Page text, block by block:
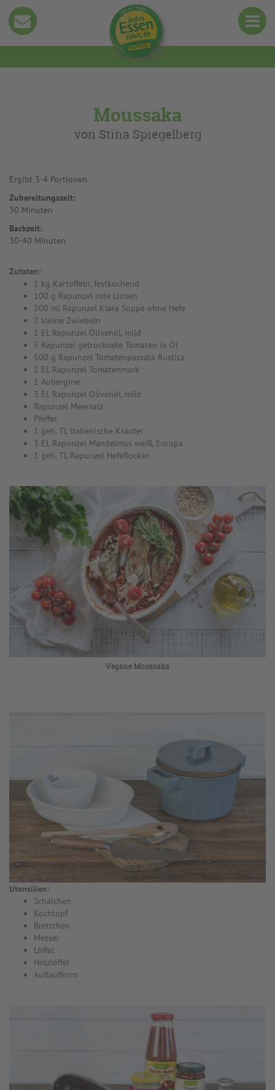
Moussaka
von Stina Spiegelberg
Ergibt 3-4 Portionen.
Zubereitungszeit:
30 Minuten
Backzeit:
30-40 Minuten
Zutaten:
1 kg Kartoffeln, festkochend
100 g Rapunzel rote Linsen
200 ml Rapunzel Klare Suppe ohne Hefe
2 kleine Zwiebeln
1 EL Rapunzel Olivenöl, mild
5 Rapunzel getrocknete Tomaten in Öl
500 g Rapunzel Tomatenpassata Rustica
2 EL Rapunzel Tomatenmark
1 Aubergine
3 EL Rapunzel Olivenöl, mild
Rapunzel Meersalz
Pfeffer
1 geh. TL Italienische Kräuter
3 EL Rapunzel Mandelmus weiß, Europa
1 geh. TL Rapunzel Hefeflocken
Vegane Moussaka
Utensilien:
Schälchen
Kochtopf
Brettchen
Messer
Löffel
Holzlöffel
Auflaufform